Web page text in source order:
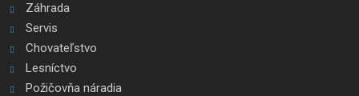
Záhrada
Servis
Chovateľstvo
Lesníctvo
Požičovňa náradia